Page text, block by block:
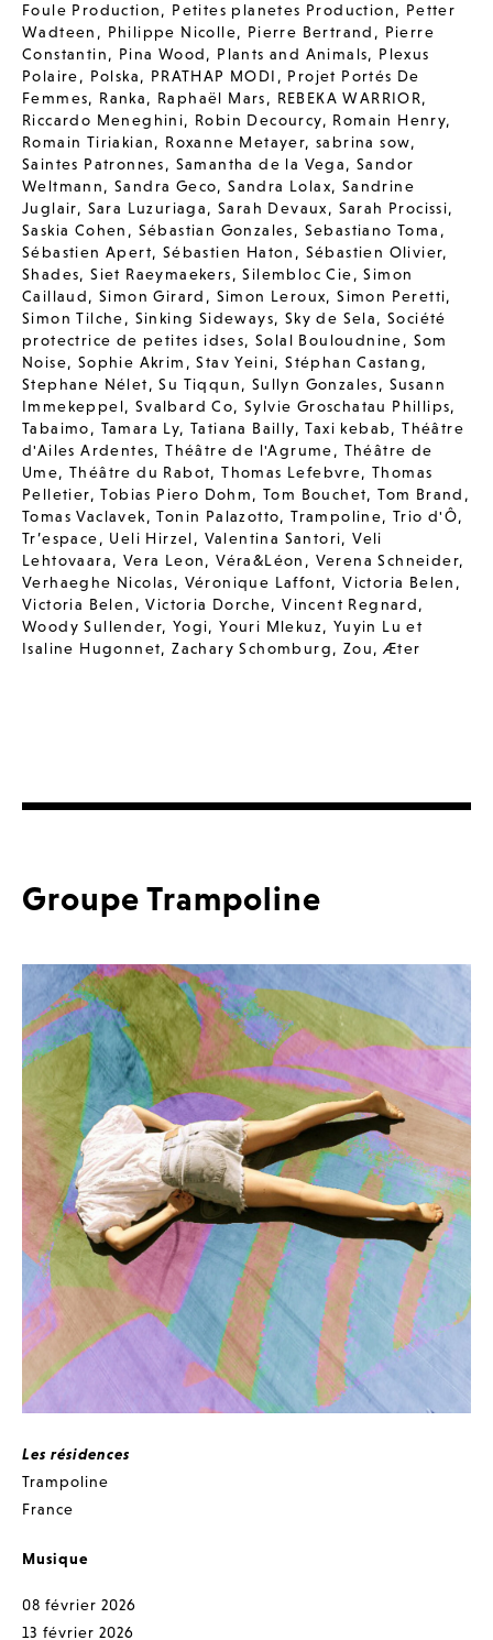
Foule Production, Petites planetes Production, Petter
Wadteen , Philippe Nicolle, Pierre Bertrand , Pierre
Constantin, Pina Wood, Plants and Animals, Plexus
Polaire, Polska, PRATHAP MODI , Projet Portés De
Femmes, Ranka, Raphaël Mars, REBEKA WARRIOR,
Riccardo Meneghini, Robin Decourcy, Romain Henry,
Romain Tiriakian, Roxanne Metayer,sabrina sow,
Saintes Patronnes, Samantha de la Vega,Sandor
Weltmann,Sandra Geco,Sandra Lolax, Sandrine
Juglair, Sara Luzuriaga,Sarah Devaux, Sarah Procissi,
Saskia Cohen , Sébastian Gonzales, Sebastiano Toma ,
Sébastien Apert, Sébastien Haton , Sébastien Olivier,
Shades,Siet Raeymaekers,Silembloc Cie,Simon
Caillaud,Simon Girard , Simon Leroux,Simon Peretti,
Simon Tilche, Sinking Sideways, Sky de Sela,Société
protectrice de petites idses,Solal Bouloudnine, Som
Noise, Sophie Akrim ,Stav Yeini,Stéphan Castang,
Stephane Nélet,Su Tiqqun, Sullyn Gonzales, Susann
Immekeppel, Svalbard Co,Sylvie Groschatau Phillips,
Tabaimo, Tamara Ly,Tatiana Bailly,Taxi kebab,Théâtre
d'Ailes Ardentes,Théâtre de l'Agrume, Théâtre de
Ume,Théâtre du Rabot,Thomas Lefebvre,Thomas
Pelletier,Tobias Piero Dohm,Tom Bouchet,Tom Brand ,
Tomas Vaclavek,Tonin Palazotto,Trampoline,Trio d'Ô,
Tr’espace, Ueli Hirzel, Valentina Santori,Veli
Lehtovaara, Vera Leon,Véra&Léon , Verena Schneider,
Verhaeghe Nicolas, Véronique Laffont,Victoria Belen ,
Victoria Belen ,Victoria Dorche,Vincent Regnard,
Woody Sullender, Yogi,Youri Mlekuz, Yuyin Lu et
Isaline Hugonnet,Zachary Schomburg, Zou, Æter
Groupe Trampoline
Les résidences
Trampoline
France
Musique
08 février 2026
13 février 2026